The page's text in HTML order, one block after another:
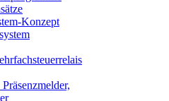
Konzept